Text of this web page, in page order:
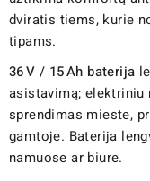
dviratis tiems, kurie
tipams.
36 V / 15 Ah baterija
asistavimą; elektriniu
sprendimas mieste,
gamtoje. Baterija
namuose ar biure.